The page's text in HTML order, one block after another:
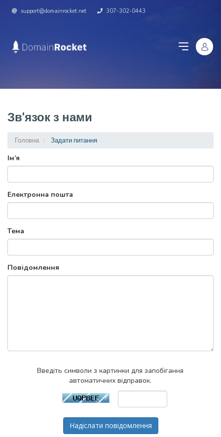
support@domainrocket.net 307-302-0443
Зв'язок з нами
Головна
Задати питання
Ім’я
Електронна пошта
Тема
Повідомлення
Введіть символи з картинки для запобігання
автоматичних відправок.
Надіслати повідомлення